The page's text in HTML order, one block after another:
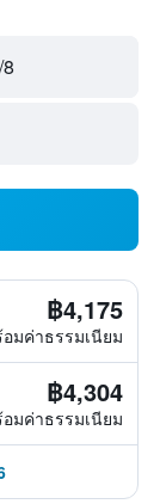
฿4,175
มค่าธรรมเนียม
฿4,304
มค่าธรรมเนียม